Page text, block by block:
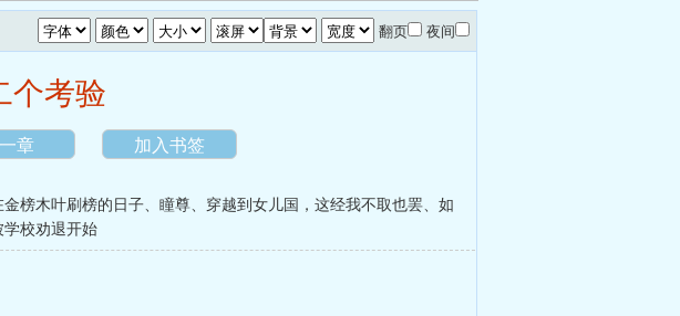
翻页 夜间
个考验
章 加入书签
金榜木叶刷榜的日子、 瞳尊、 穿越到女儿国，这经我不取也罢、 如
校劝退开始